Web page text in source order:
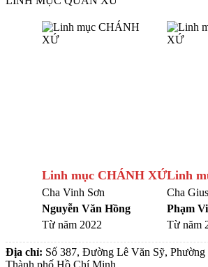
Linh mục CHÁNH XỨ
Cha Vinh Sơn
Nguyễn Văn Hồng
Từ năm 2022
Linh
Cha
Phạm
Từ năm
Địa chỉ: Số 387, Đường Lê Văn Sỹ,
Thành phố Hồ Chí Minh